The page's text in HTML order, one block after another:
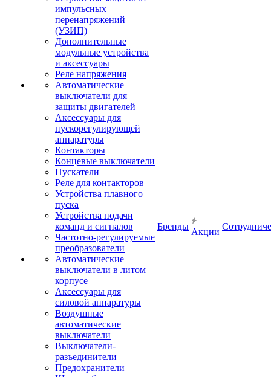
импульсных
перенапряжений
(УЗИП)
Дополнительные
модульные устройства
и аксессуары
Реле напряжения
Автоматические
выключатели для
защиты двигателей
Аксессуары для
пускорегулирующей
аппаратуры
Контакторы
Концевые выключатели
Пускатели
Реле для контакторов
Устройства плавного
пуска
Устройства подачи
команд и сигналов
Частотно-регулируемые
преобразователи
Автоматические
выключатели в литом
корпусе
Аксессуары для
силовой аппаратуры
Воздушные
автоматические
выключатели
Выключатели-
разъединители
Предохранители
Бренды
Акции